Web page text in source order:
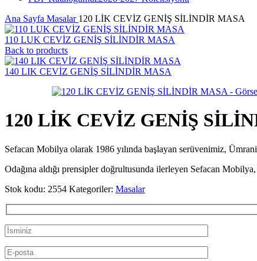
Ana Sayfa Masalar 120 LİK CEVİZ GENİŞ SİLİNDİR MASA
110 LUK CEVİZ GENİŞ SİLİNDİR MASA
Back to products
140 LIK CEVİZ GENİŞ SİLİNDİR MASA
120 LİK CEVİZ GENİŞ
Sefacan Mobilya olarak 1986 yılında başlayan serüvenimiz,
Odağına aldığı prensipler doğrultusunda ilerleyen Sefacan
Stok kodu: 2554 Kategoriler: Masalar